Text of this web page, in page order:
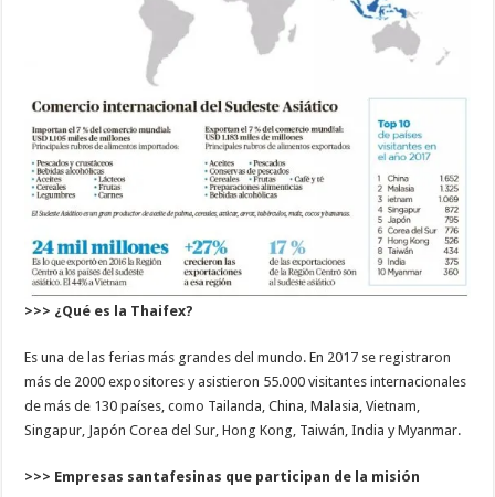
>>> ¿Qué es la Thaifex?
Es una de las ferias más grandes del mundo. En 2017 se registraron
más de 2000 expositores y asistieron 55.000 visitantes internacionales
de más de 130 países, como Tailanda, China, Malasia, Vietnam,
Singapur, Japón Corea del Sur, Hong Kong, Taiwán, India y Myanmar.
>>> Empresas santafesinas que participan de la misión